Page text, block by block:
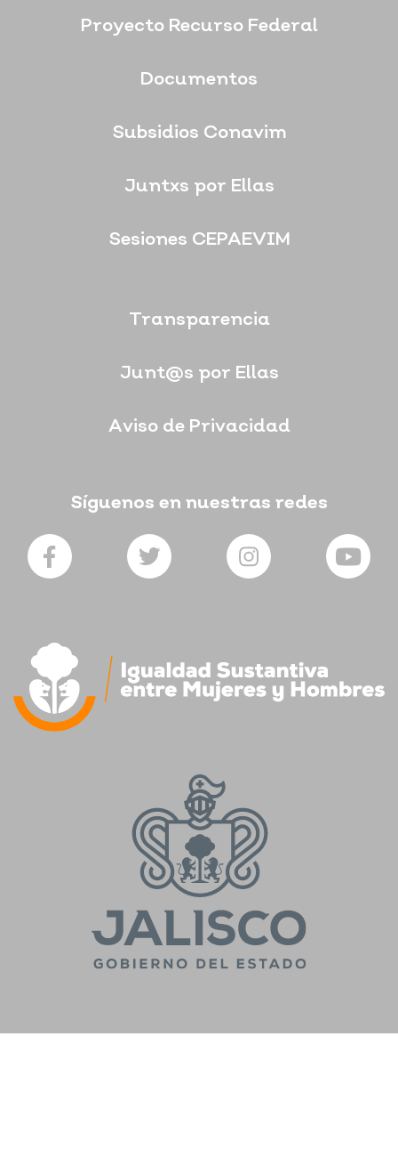
Proyecto Recurso Federal
Documentos
Subsidios Conavim
Juntxs por Ellas
Sesiones CEPAEVIM
Transparencia
Junt@s por Ellas
Aviso de Privacidad
Síguenos en nuestras redes